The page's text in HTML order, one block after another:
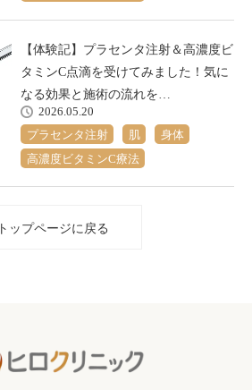
【体験記】プラセンタ注射＆高濃度ビ
タミンC点滴を受けてみました！気に
なる効果と施術の流れを…
2026.05.20
プラセンタ注射
肌
身体
高濃度ビタミンC療法
トップページに戻る